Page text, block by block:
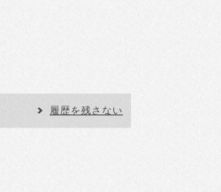
履歴を残さない